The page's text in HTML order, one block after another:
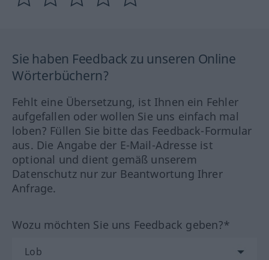
Sie haben Feedback zu unseren Online
Wörterbüchern?
Fehlt eine Übersetzung, ist Ihnen ein Fehler
aufgefallen oder wollen Sie uns einfach mal
loben? Füllen Sie bitte das Feedback-Formular
aus. Die Angabe der E-Mail-Adresse ist
optional und dient gemäß unserem
Datenschutz nur zur Beantwortung Ihrer
Anfrage.
Wozu möchten Sie uns Feedback geben?*